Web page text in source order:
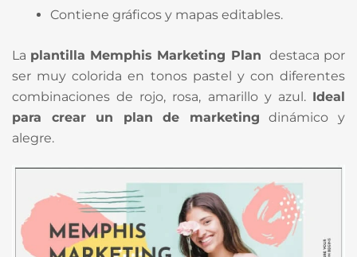
Contiene gráficos y mapas editables.
La plantilla Memphis Marketing Plan destaca por
ser muy colorida en tonos pastel y con diferentes
combinaciones de rojo, rosa, amarillo y azul. Ideal
para crear un plan de marketing dinámico y
alegre.